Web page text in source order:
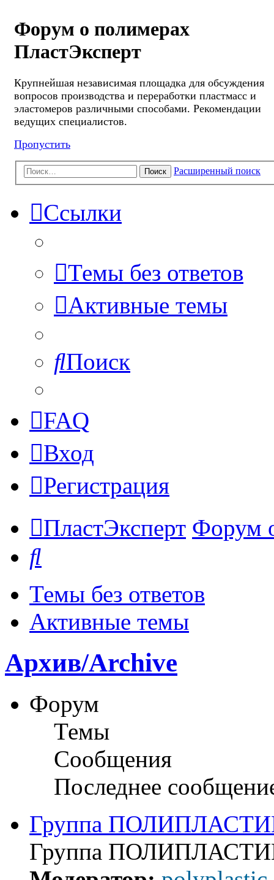
Форум о полимерах
ПластЭксперт
Крупнейшая независимая площадка для обсуждения
вопросов производства и переработки пластмасс и
эластомеров различными способами. Рекомендации
ведущих специалистов.
Пропустить
Поиск Расширенный поиск
Ссылки
Темы без ответов
Активные темы
Поиск
FAQ
Вход
Регистрация
ПластЭксперт Форум
Темы без ответов
Активные темы
Архив/Archive
Форум
Темы
Сообщения
Последнее
Группа
Группа